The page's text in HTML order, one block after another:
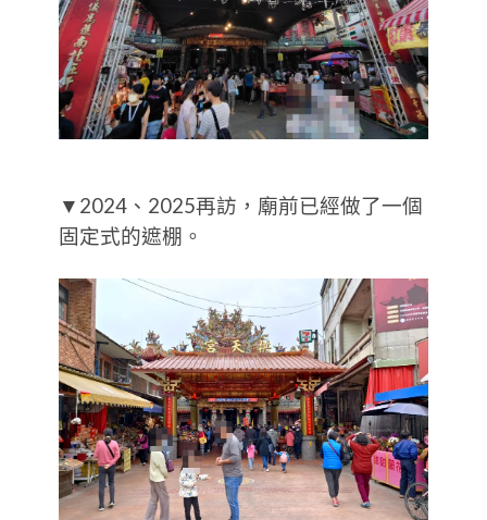
▼2024、2025再訪，廟前已經做了一個
固定式的遮棚。